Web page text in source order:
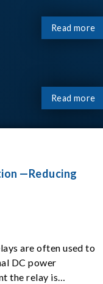
Read more
Read more
—Reducing
are often used to
DC power
the relay is